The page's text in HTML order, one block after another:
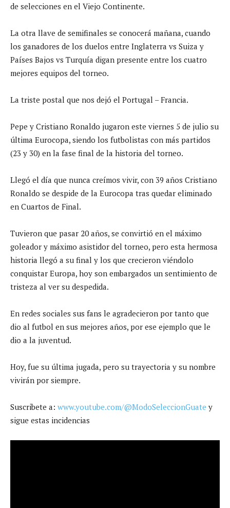
de selecciones en el Viejo Continente.
La otra llave de semifinales se conocerá mañana, cuando
los ganadores de los duelos entre Inglaterra vs Suiza y
Países Bajos vs Turquía digan presente entre los cuatro
mejores equipos del torneo.
La triste postal que nos dejó el Portugal – Francia.
Pepe y Cristiano Ronaldo jugaron este viernes 5 de julio su
última Eurocopa, siendo los futbolistas con más partidos
(23 y 30) en la fase final de la historia del torneo.
Llegó el día que nunca creímos vivir, con 39 años Cristiano
Ronaldo se despide de la Eurocopa tras quedar eliminado
en Cuartos de Final.
Tuvieron que pasar 20 años, se convirtió en el máximo
goleador y máximo asistidor del torneo, pero esta hermosa
historia llegó a su final y los que crecieron viéndolo
conquistar Europa, hoy son embargados un sentimiento de
tristeza al ver su despedida.
En redes sociales sus fans le agradecieron por tanto que
dio al futbol en sus mejores años, por ese ejemplo que le
dio a la juventud.
Hoy, fue su última jugada, pero su trayectoria y su nombre
vivirán por siempre.
Suscribete a: www.youtube.com/@ModoSeleccionGuate y
sigue estas incidencias